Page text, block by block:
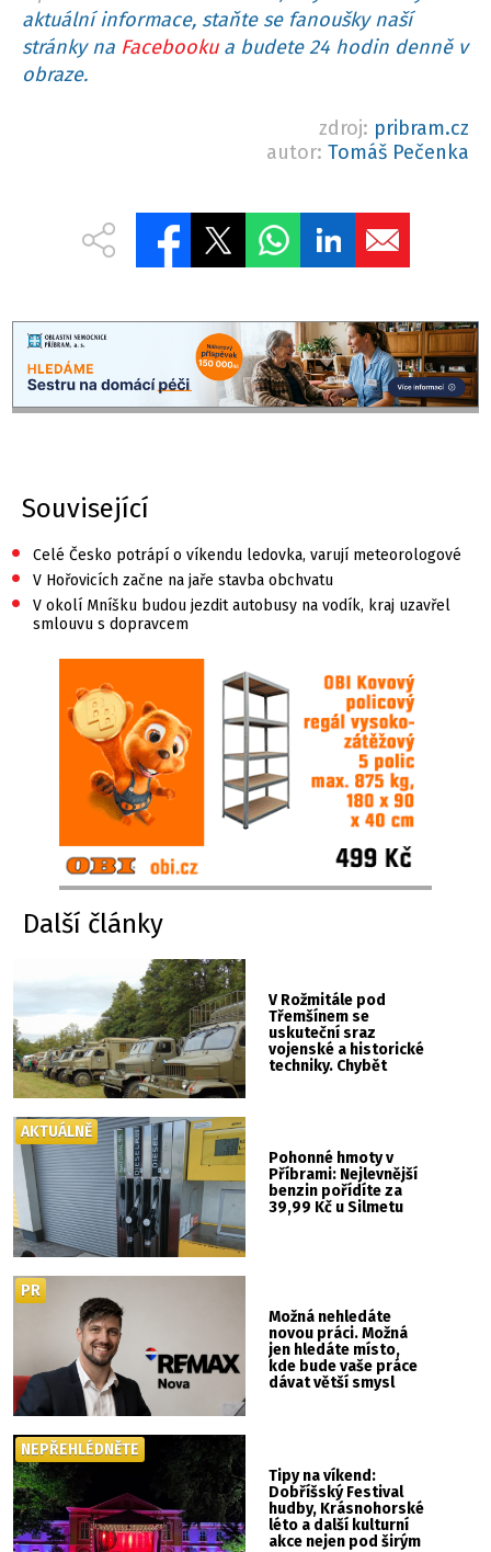
aktuální informace, staňte se fanoušky naší
stránky na Facebookua budete 24 hodin denně v
obraze.
zdroj: pribram.cz
autor: Tomáš Pečenka
Související
• Celé Česko potrápí o víkendu ledovka, varují meteorologové
• V Hořovicích začne na jaře stavba obchvatu
•
V okolí Mníšku budou jezdit autobusy na vodík, kraj uzavřel
smlouvu s dopravcem
Další články
V Rožmitále pod
Třemšínem se
uskuteční sraz
vojenské a historické
techniky. Chybět
Pohonné hmoty v
Příbrami: Nejlevnější
benzin pořídíte za
39,99 Kč u Silmetu
AKTUÁLNĚ
Možná nehledáte
novou práci. Možná
jen hledáte místo,
kde bude vaše práce
dávat větší smysl
PR
Tipy na víkend:
Dobříšský Festival
hudby, Krásnohorské
léto a další kulturní
akce nejen pod širým
NEPŘEHLÉDNĚTE